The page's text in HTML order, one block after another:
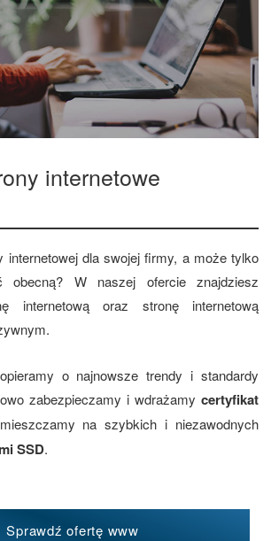
internetowe
internetowej dla swojej firmy, a może tylko
obecną? W naszej ofercie znajdziesz
internetową oraz stronę internetową
o najnowsze trendy i standardy
zabezpieczamy i wdrażamy certyfikat
na szybkich i niezawodnych
SSD.
Sprawdź ofertę www